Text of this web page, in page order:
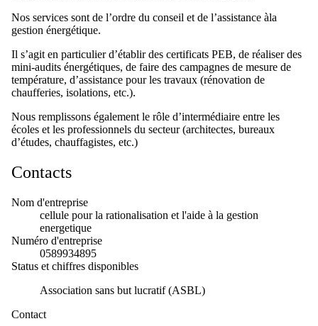
Nos services sont de l’ordre du conseil et de l’assistance àla
gestion énergétique.
Il s’agit en particulier d’établir des certificats PEB, de réaliser des
mini-audits énergétiques, de faire des campagnes de mesure de
température, d’assistance pour les travaux (rénovation de
chaufferies, isolations, etc.).
Nous remplissons également le rôle d’intermédiaire entre les
écoles et les professionnels du secteur (architectes, bureaux
d’études, chauffagistes, etc.)
Contacts
Nom d'entreprise
cellule pour la rationalisation et l'aide à la gestion
energetique
Numéro d'entreprise
0589934895
Status et chiffres disponibles
Association sans but lucratif (ASBL)
Contact